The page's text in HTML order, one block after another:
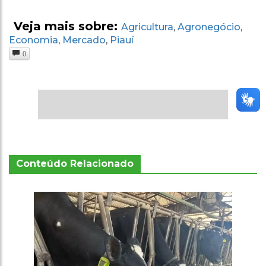
Veja mais sobre: Agricultura, Agronegócio,
Economia, Mercado, Piauí
0
Conteúdo Relacionado